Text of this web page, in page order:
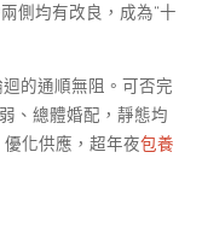
側均有改良，成為“十
的通順無阻。可否完
、總體婚配，靜態均
化供應，超年夜包養